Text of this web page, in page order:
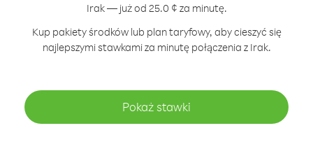
Irak — już od 25.0 ¢ za minutę.
Kup pakiety środków lub plan taryfowy, aby cieszyć się
najlepszymi stawkami za minutę połączenia z Irak.
Pokaż stawki